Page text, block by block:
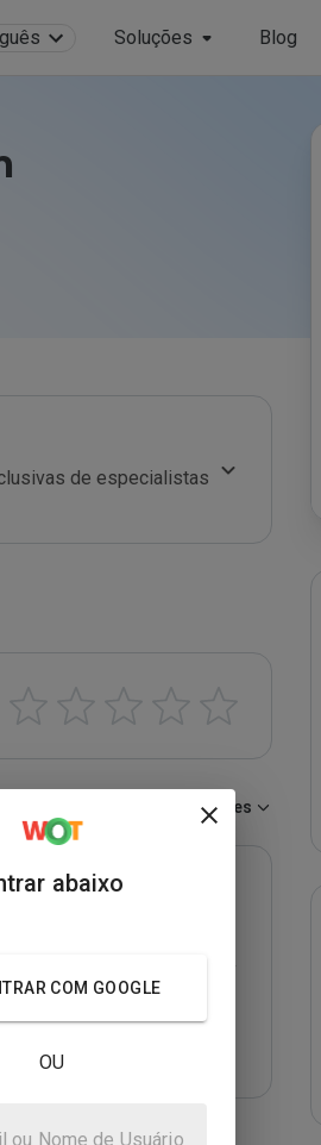
Soluções Blog
de especialistas
Recentes
criminals your identity
abaixo
COM GOOGLE
OU
Nome de Usuário